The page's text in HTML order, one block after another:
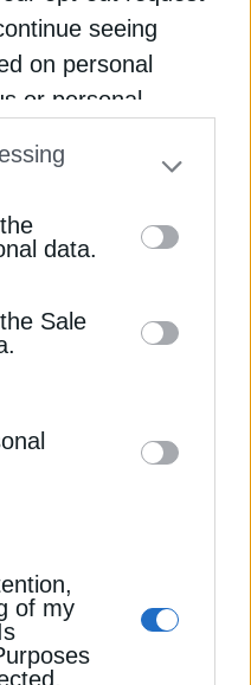
seeing
on personal
or personal
separately opt-out
on the IAB’s list
This
disclosed by us to
List of
data.
Sale
of my
για νέες
η χρήση του
Αερίου
σε λειτουργία ο
σταθμός στη
(ΥΠΕΝ)